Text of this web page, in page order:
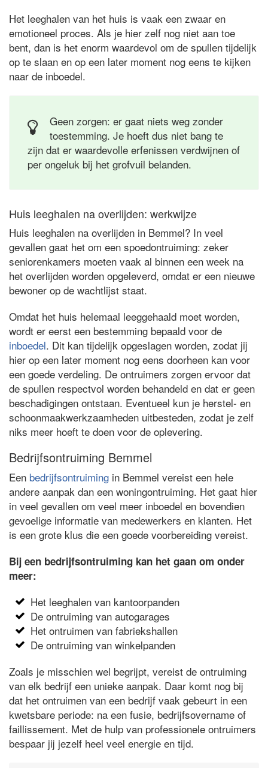
Het leeghalen van het huis is vaak een zwaar en
emotioneel proces. Als je hier zelf nog niet aan toe
bent, dan is het enorm waardevol om de spullen tijdelijk
op te slaan en op een later moment nog eens te kijken
naar de inboedel.
Geen zorgen: er gaat niets weg zonder
toestemming. Je hoeft dus niet bang te
zijn dat er waardevolle erfenissen verdwijnen of
per ongeluk bij het grofvuil belanden.
Huis leeghalen na overlijden: werkwijze
Huis leeghalen na overlijden in Bemmel? In veel
gevallen gaat het om een spoedontruiming: zeker
seniorenkamers moeten vaak al binnen een week na
het overlijden worden opgeleverd, omdat er een nieuwe
bewoner op de wachtlijst staat.
Omdat het huis helemaal leeggehaald moet worden,
wordt er eerst een bestemming bepaald voor de
inboedel. Dit kan tijdelijk opgeslagen worden, zodat jij
hier op een later moment nog eens doorheen kan voor
een goede verdeling. De ontruimers zorgen ervoor dat
de spullen respectvol worden behandeld en dat er geen
beschadigingen ontstaan. Eventueel kun je herstel- en
schoonmaakwerkzaamheden uitbesteden, zodat je zelf
niks meer hoeft te doen voor de oplevering.
Bedrijfsontruiming Bemmel
Een bedrijfsontruiming in Bemmel vereist een hele
andere aanpak dan een woningontruiming. Het gaat hier
in veel gevallen om veel meer inboedel en bovendien
gevoelige informatie van medewerkers en klanten. Het
is een grote klus die een goede voorbereiding vereist.
Bij een bedrijfsontruiming kan het gaan om onder
meer:
Het leeghalen van kantoorpanden
De ontruiming van autogarages
Het ontruimen van fabriekshallen
De ontruiming van winkelpanden
Zoals je misschien wel begrijpt, vereist de ontruiming
van elk bedrijf een unieke aanpak. Daar komt nog bij
dat het ontruimen van een bedrijf vaak gebeurt in een
kwetsbare periode: na een fusie, bedrijfsovername of
faillissement. Met de hulp van professionele ontruimers
bespaar jij jezelf heel veel energie en tijd.